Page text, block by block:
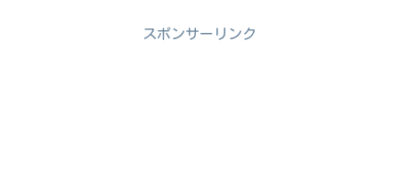
スポンサーリンク